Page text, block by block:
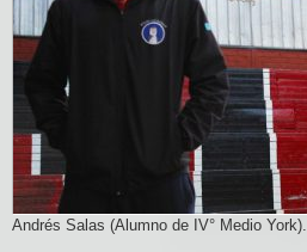
Andrés Salas (Alumno de IV° Medio York).